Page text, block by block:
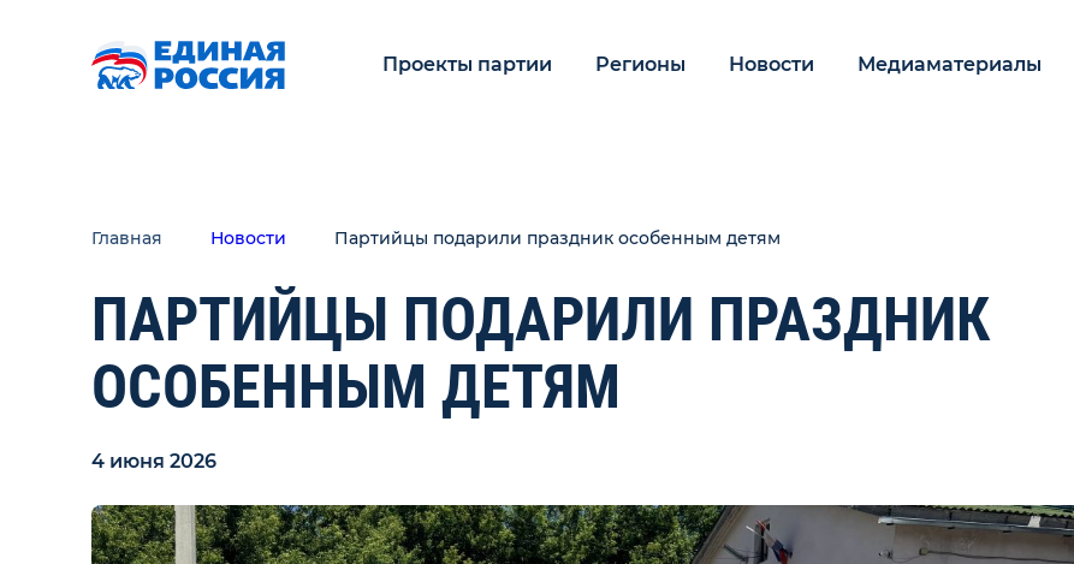
Проекты партии Регионы Новости Медиаматериалы
Главная Новости Партийцы подарили праздник особенным детям
ПАРТИЙЦЫ ПОДАРИЛИ ПРАЗДНИК
ОСОБЕННЫМ ДЕТЯМ
4 июня 2026